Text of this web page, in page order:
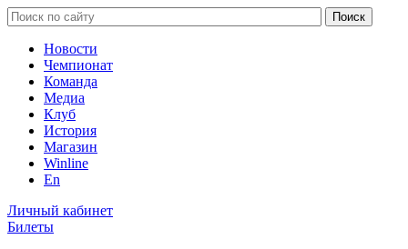
Новости
Чемпионат
Команда
Медиа
Клуб
История
Магазин
Winline
En
Личный кабинет
Билеты